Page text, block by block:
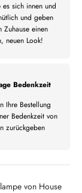
es sich innen und
und geben
Zuhause einen
neuen Look!
Bedenkzeit
Ihre Bestellung
Bedenkzeit von
zurückgeben
von House